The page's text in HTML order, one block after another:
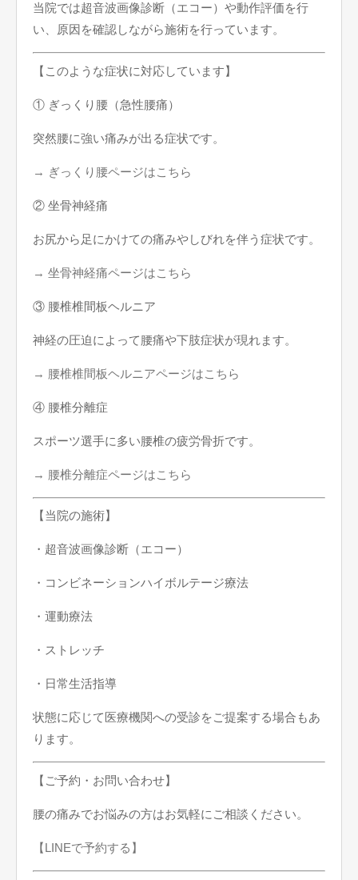
当院では超音波画像診断（エコー）や動作評価を行
い、原因を確認しながら施術を行っています。
【このような症状に対応しています】
① ぎっくり腰（急性腰痛）
突然腰に強い痛みが出る症状です。
→ ぎっくり腰ページはこちら
② 坐骨神経痛
お尻から足にかけての痛みやしびれを伴う症状です。
→ 坐骨神経痛ページはこちら
③ 腰椎椎間板ヘルニア
神経の圧迫によって腰痛や下肢症状が現れます。
→ 腰椎椎間板ヘルニアページはこちら
④ 腰椎分離症
スポーツ選手に多い腰椎の疲労骨折です。
→ 腰椎分離症ページはこちら
【当院の施術】
・超音波画像診断（エコー）
・コンビネーションハイボルテージ療法
・運動療法
・ストレッチ
・日常生活指導
状態に応じて医療機関への受診をご提案する場合もあ
ります。
【ご予約・お問い合わせ】
腰の痛みでお悩みの方はお気軽にご相談ください。
【LINEで予約する】